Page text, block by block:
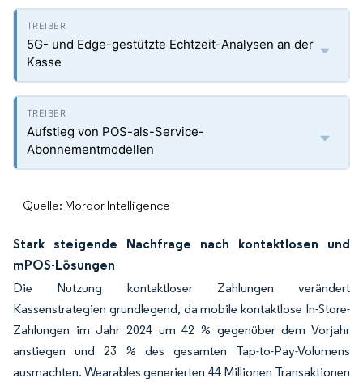
5G- und Edge-gestützte Echtzeit-Analysen an der
Kasse
Aufstieg von POS-als-Service-
Abonnementmodellen
Quelle: Mordor Intelligence
Stark steigende Nachfrage nach kontaktlosen und
mPOS-Lösungen
Die Nutzung kontaktloser Zahlungen verändert
Kassenstrategien grundlegend, da mobile kontaktlose In-Store-
Zahlungen im Jahr 2024 um 42 % gegenüber dem Vorjahr
anstiegen und 23 % des gesamten Tap-to-Pay-Volumens
ausmachten. Wearables generierten 44 Millionen Transaktionen